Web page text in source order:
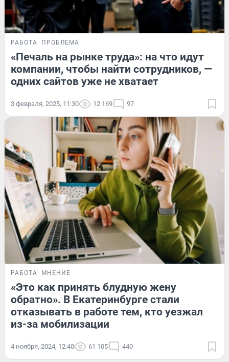
РАБОТА ПРОБЛЕМА
«Печаль на рынке труда»: на что идут
компании, чтобы найти сотрудников, —
одних сайтов уже не хватает
3 февраля, 2025, 11:30 12 169 97
РАБОТА МНЕНИЕ
«Это как принять блудную жену
обратно». В Екатеринбурге стали
отказывать в работе тем, кто уезжал
из-за мобилизации
4 ноября, 2024, 12:40 61 105 440